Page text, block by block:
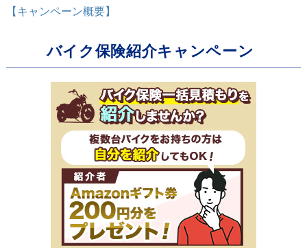
【キャンペーン概要】
バイク保険紹介キャンペーン